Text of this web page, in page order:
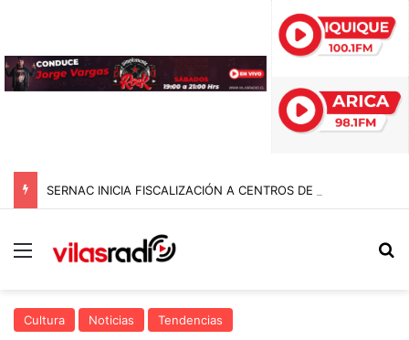
Menú
Cultura Noticias Tendencias